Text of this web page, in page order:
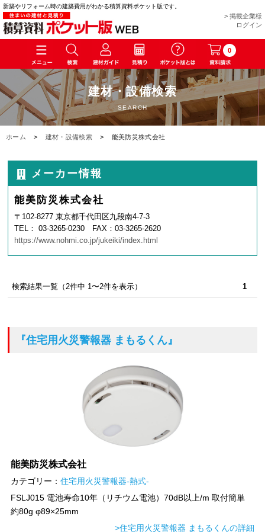
新築やリフォーム時の建築費用がわかる積算資料ポケット版です。
> 掲載企業様
ログイン
0
建材・設備検索
SEARCH
ホーム > 建材・設備検索 > 能美防災株式会社
メーカー情報
能美防災株式会社
〒102-8277 東京都千代田区九段南4-7-3
TEL： 03-3265-0230 FAX：03-3265-2620
https://www.nohmi.co.jp/jukeiki/index.html
検索結果一覧（2件中 1〜2件を表示） 1
『住宅用火災警報器 まもるくん』
能美防災株式会社
カテゴリー：住宅用火災警報器-熱式-
FSLJ015 電池寿命10年（リチウム電池）70dB以上/m 取付簡単
約80g φ89×25mm
>住宅用火災警報器 まもるくんの詳細